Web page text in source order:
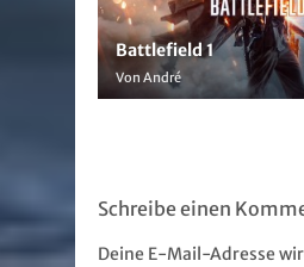
Battlefield 1
Von André
Schreibe einen
Deine E-Mail-Adresse